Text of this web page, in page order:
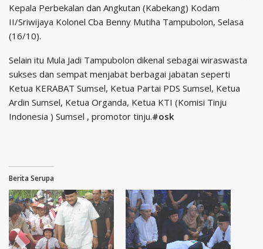
Kepala Perbekalan dan Angkutan (Kabekang) Kodam
II/Sriwijaya Kolonel Cba Benny Mutiha Tampubolon, Selasa
(16/10).
Selain itu Mula Jadi Tampubolon dikenal sebagai wiraswasta
sukses dan sempat menjabat berbagai jabatan seperti
Ketua KERABAT Sumsel, Ketua Partai PDS Sumsel, Ketua
Ardin Sumsel, Ketua Organda, Ketua KTI (Komisi Tinju
Indonesia ) Sumsel , promotor tinju.#osk
Berita Serupa